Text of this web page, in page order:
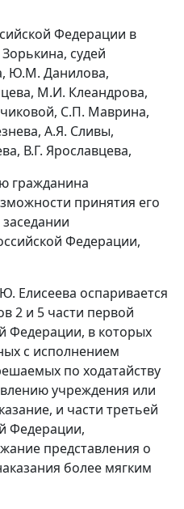
Федерации в
судей
Ю.М. Данилова,
М.И. Клеандрова,
С.П. Маврина,
А.Я. Сливы,
В.Г. Ярославцева,
гражданина
принятия его
Федерации,
Елисеева оспаривается
2 и 5 части первой
Федерации, в которых
с исполнением
по ходатайству
учреждения или
и части третьей
Федерации,
представления о
более мягким